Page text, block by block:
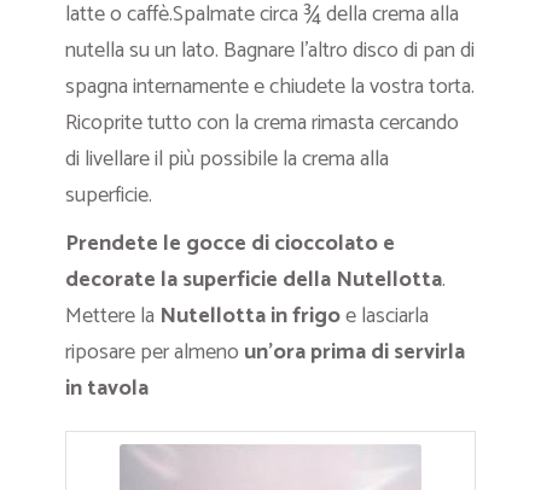
latte o caffè.Spalmate circa ¾ della crema alla
nutella su un lato. Bagnare l’altro disco di pan di
spagna internamente e chiudete la vostra torta.
Ricoprite tutto con la crema rimasta cercando
di livellare il più possibile la crema alla
superficie.
Prendete le gocce di cioccolato e
decorate la superficie della Nutellotta.
Mettere la Nutellotta in frigoe lasciarla
riposare per almeno un’ora prima di servirla
in tavola